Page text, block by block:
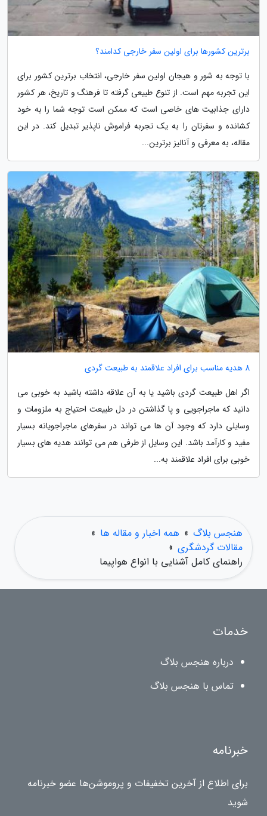
برترین کشورها برای اولین سفر خارجی کدامند؟
با توجه به شور و هیجان اولین سفر خارجی، انتخاب برترین کشور برای
این تجربه مهم است. از تنوع طبیعی گرفته تا فرهنگ و تاریخ، هر کشور
دارای جذابیت های خاصی است که ممکن است توجه شما را به خود
کشانده و سفرتان را به یک تجربه فراموش ناپذیر تبدیل کند. در این
مقاله، به معرفی و آنالیز برترین...
8 هدیه مناسب برای افراد علاقمند به طبیعت گردی
اگر اهل طبیعت گردی باشید یا به آن علاقه داشته باشید به خوبی می
دانید که ماجراجویی و پا گذاشتن در دل طبیعت احتیاج به ملزومات و
وسایلی دارد که وجود آن ها می تواند در سفرهای ماجراجویانه بسیار
مفید و کارآمد باشد. این وسایل از طرفی هم می توانند هدیه های بسیار
خوبی برای افراد علاقمند به...
هنجس بلاگ » همه اخبار و مقاله ها »
مقالات گردشگری »
راهنمای کامل آشنایی با انواع هواپیما
خدمات
درباره هنجس بلاگ
تماس با هنجس بلاگ
خبرنامه
برای اطلاع از آخرین تخفیفات و پروموشن‌ها عضو خبرنامه
شوید